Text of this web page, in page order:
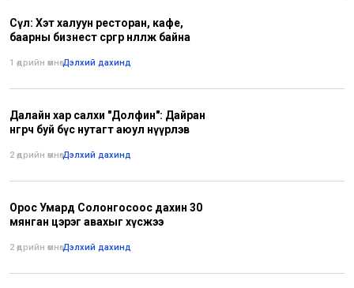
Сөүл: Хэт халуун ресторан, кафе,
баарны бизнест сөргөөр нөлөөлж байна
1 өдрийн өмнө•Дэлхий дахинд
Далайн хар салхи "Долфин": Дайран
өнгөрч буй бүс нутагт аюул нүүрлэв
2 өдрийн өмнө•Дэлхий дахинд
Орос Умард Солонгосоос дахин 30
мянган цэрэг авахыг хүсжээ
2 өдрийн өмнө•Дэлхий дахинд